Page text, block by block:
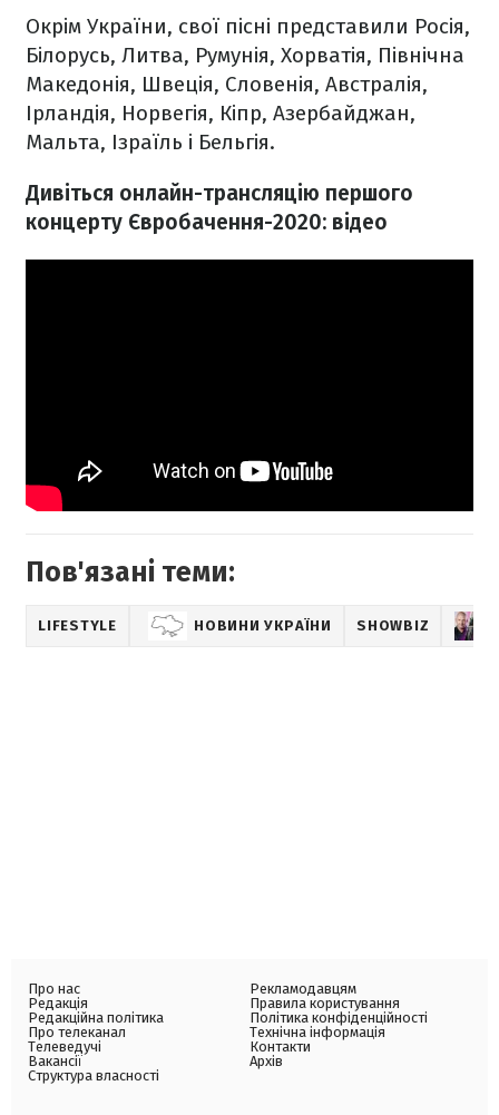
Окрім України, свої пісні представили Росія,
Білорусь, Литва, Румунія, Хорватія, Північна
Македонія, Швеція, Словенія, Австралія,
Ірландія, Норвегія, Кіпр, Азербайджан,
Мальта, Ізраїль і Бельгія.
Дивіться онлайн-трансляцію першого
концерту Євробачення-2020: відео
Пов'язані теми:
LIFESTYLE НОВИНИ УКРАЇНИ SHOWBIZ
Про нас
Редакція
Редакційна політика
Про телеканал
Телеведучі
Вакансії
Структура власності
Рекламодавцям
Правила користування
Політика конфіденційності
Технічна інформація
Контакти
Архів